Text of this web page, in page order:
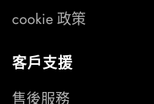
cookie 政策
客戶支援
售後服務